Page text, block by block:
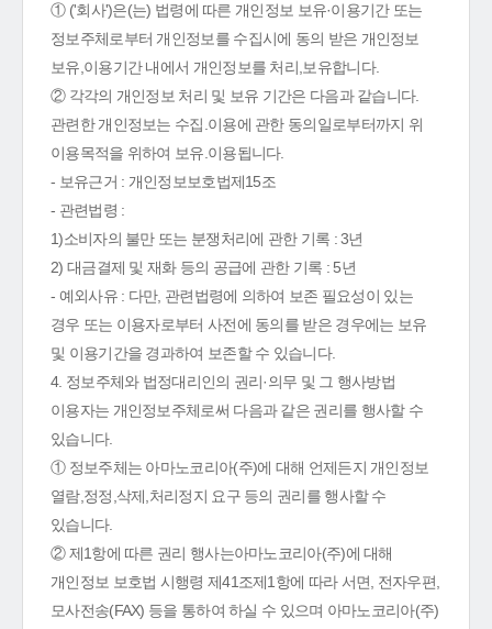
① ('회사')은(는) 법령에 따른 개인정보 보유·이용기간 또는
정보주체로부터 개인정보를 수집시에 동의 받은 개인정보
보유,이용기간 내에서 개인정보를 처리,보유합니다.
② 각각의 개인정보 처리 및 보유 기간은 다음과 같습니다.
관련한 개인정보는 수집.이용에 관한 동의일로부터까지 위
이용목적을 위하여 보유.이용됩니다.
- 보유근거 : 개인정보보호법제15조
- 관련법령 :
1)소비자의 불만 또는 분쟁처리에 관한 기록 : 3년
2) 대금결제 및 재화 등의 공급에 관한 기록 : 5년
- 예외사유 : 다만, 관련법령에 의하여 보존 필요성이 있는
경우 또는 이용자로부터 사전에 동의를 받은 경우에는 보유
및 이용기간을 경과하여 보존할 수 있습니다.
4. 정보주체와 법정대리인의 권리·의무 및 그 행사방법
이용자는 개인정보주체로써 다음과 같은 권리를 행사할 수
있습니다.
① 정보주체는 아마노코리아(주)에 대해 언제든지 개인정보
열람,정정,삭제,처리정지 요구 등의 권리를 행사할 수
있습니다.
② 제1항에 따른 권리 행사는아마노코리아(주)에 대해
개인정보 보호법 시행령 제41조제1항에 따라 서면, 전자우편,
모사전송(FAX) 등을 통하여 하실 수 있으며 아마노코리아(주)